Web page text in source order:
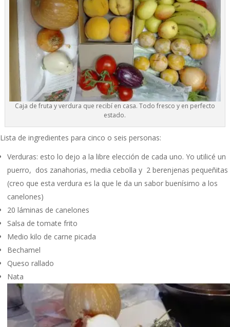
Caja de fruta y verdura que recibí en casa. Todo fresco y en perfecto
estado.
Lista de ingredientes para cinco o seis personas:
Verduras: esto lo dejo a la libre elección de cada uno. Yo utilicé un
puerro, dos zanahorias, media cebolla y 2 berenjenas pequeñitas
(creo que esta verdura es la que le da un sabor buenísimo a los
canelones)
20 láminas de canelones
Salsa de tomate frito
Medio kilo de carne picada
Bechamel
Queso rallado
Nata